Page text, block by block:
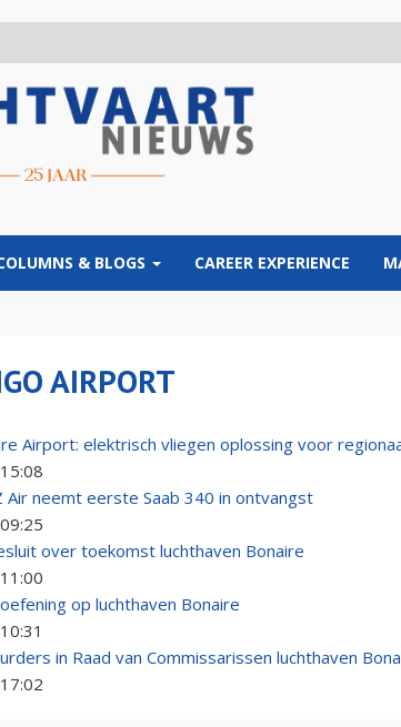
& BLOGS CAREER EXPERIENCE
AIRPORT
Airport: elektrisch vliegen oplossing voor
Air neemt eerste Saab 340 in ontvangst
over toekomst luchthaven Bonaire
op luchthaven Bonaire
in Raad van Commissarissen luchthaven